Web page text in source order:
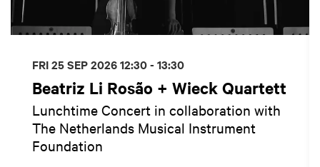
Beatriz Li Rosão + Wieck Quartett
Lunchtime Concert in collaboration with
The Netherlands Musical Instrument
Foundation
FRI 25 SEP 202612:30 - 13:30